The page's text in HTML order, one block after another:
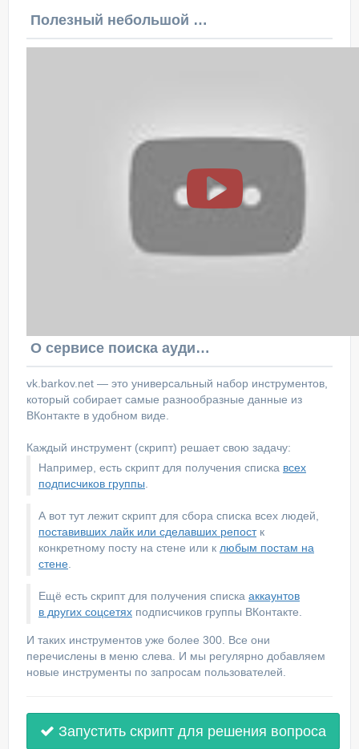
Полезный небольшой видеоурок по этой теме
О сервисе поиска аудитории ВКонтакте
vk.barkov.net — это универсальный набор инструментов,
который собирает самые разнообразные данные из
ВКонтакте в удобном виде.
Каждый инструмент (скрипт) решает свою задачу:
Например, есть скрипт для получения списка всех
подписчиков группы
А вот тут лежит скрипт для сбора списка всех людей,
поставивших лайк или сделавших репостк
конкретному посту на стене или к любым постам на
стене
Ещё есть скрипт для получения списка аккаунтов
в других соцсетях подписчиков группы ВКонтакте.
И таких инструментов уже более 300. Все они
перечислены в меню слева. И мы регулярно добавляем
новые инструменты по запросам пользователей.
Запустить скрипт для решения вопроса